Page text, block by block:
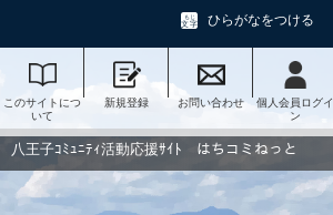
ひらがなをつける
このサイトにつ
いて
新規登録 お問い合わせ
個人会員ログイ
ン
八王子ｺﾐｭﾆﾃｨ活動応援ｻｲﾄ はちコミねっと